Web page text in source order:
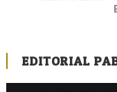
EDITORIAL